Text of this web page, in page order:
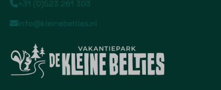
+31 (0)523 261 303
info@kleinebelties.nl